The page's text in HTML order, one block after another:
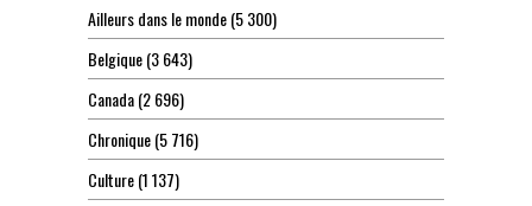
Ailleurs dans le monde(5 300)
Belgique(3 643)
Canada(2 696)
Chronique(5 716)
Culture(1 137)